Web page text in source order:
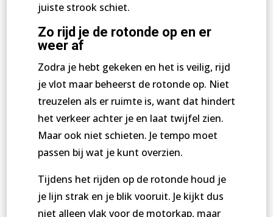
juiste strook schiet.
Zo rijd je de rotonde op en er
weer af
Zodra je hebt gekeken en het is veilig, rijd
je vlot maar beheerst de rotonde op. Niet
treuzelen als er ruimte is, want dat hindert
het verkeer achter je en laat twijfel zien.
Maar ook niet schieten. Je tempo moet
passen bij wat je kunt overzien.
Tijdens het rijden op de rotonde houd je
je lijn strak en je blik vooruit. Je kijkt dus
niet alleen vlak voor de motorkap, maar